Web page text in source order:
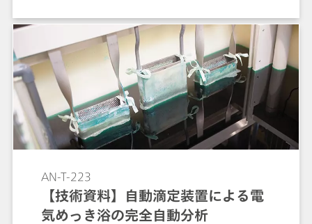
ティングを組み合わせたシステムによる完全
自動滴定システムでの測定例を紹介していま
す。
AN-T-223
【技術資料】自動滴定装置による電
気めっき浴の完全自動分析